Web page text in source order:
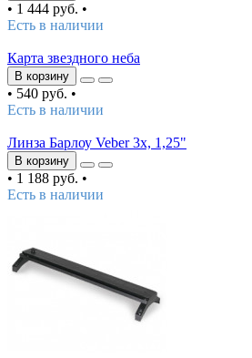
• 1 444 руб. •
Есть в наличии
Карта звездного неба
В корзину
• 540 руб. •
Есть в наличии
Линза Барлоу Veber 3х, 1,25"
В корзину
• 1 188 руб. •
Есть в наличии